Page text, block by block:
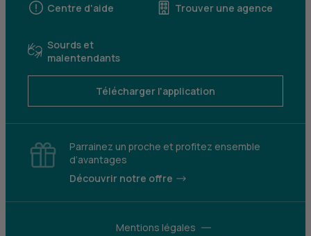
Centre d'aide Trouver une agence
Sourds et
malentendants
Télécharger l'application
Parrainez un proche et profitez ensemble
d’avantages
Découvrir notre offre
Mentions légales